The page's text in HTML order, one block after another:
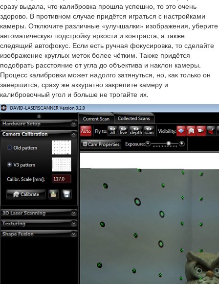
сразу выдала, что калибровка прошла успешно, то это очень
здорово. В противном случае придётся играться с настройками
камеры. Отключите различные «улучшалки» изображения, уберите
автоматическую подстройку яркости и контраста, а также
следящий автофокус. Если есть ручная фокусировка, то сделайте
изображение круглых меток более чётким. Также придётся
подобрать расстояние от угла до объектива и наклон камеры.
Процесс калибровки может надолго затянуться, но, как только он
завершится, сразу же аккуратно закрепите камеру и
калибровочный угол и больше не трогайте их.